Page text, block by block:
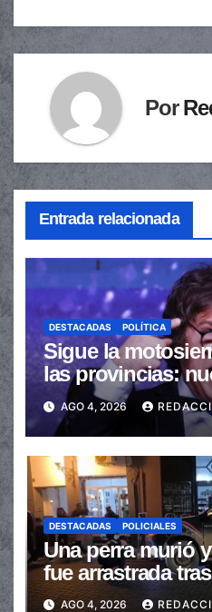
Por
Entrada relacionada
DESTACADAS POLÍTICA
Sigue la
las provincias:
transferencias no
AGO 4, 2026
DESTACADAS POLICIALES
Una perra murió
fue arrastrada
en la senda
AGO 4, 2026